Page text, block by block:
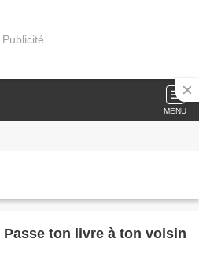
Publicité
MENU
ton livre à ton voisin